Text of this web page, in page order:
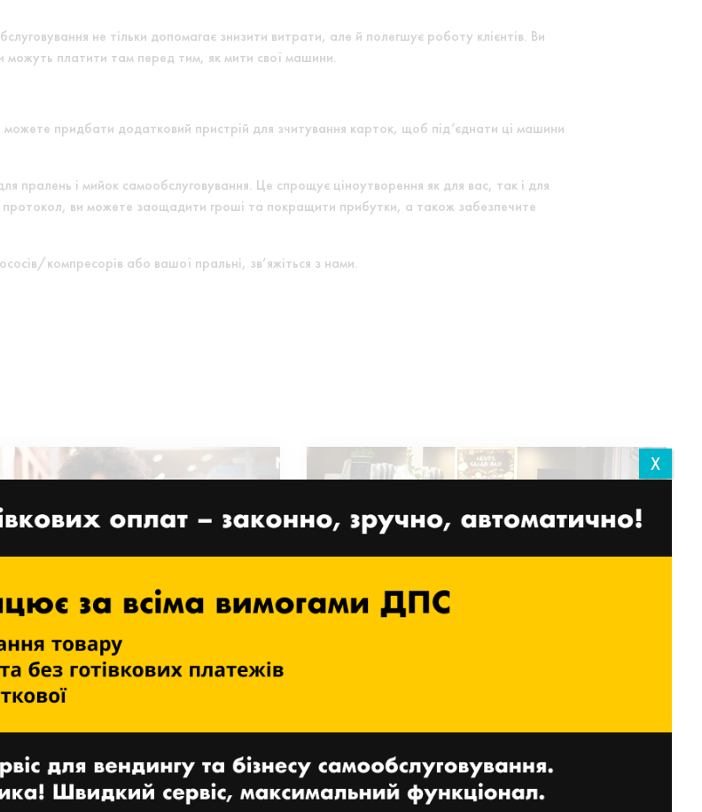
не тільки допомагає знизити витрати, але й полегшує роботу клієнтів. Ви
можуть платити там перед тим, як мити свої машини.
придбати додатковий пристрій для зчитування карток, щоб під’єднати ці машини
пралень і мийок самообслуговування. Це спрощує ціноутворення як для вас, так і для
протокол, ви можете заощадити гроші та покращити прибутки, а також забезпечите
компресорів або вашої пральні, зв’яжіться з нами.
пропонує
торговельні
для підвищення
клієнтів
2025
ЧИТАТИ ДАЛІ
X